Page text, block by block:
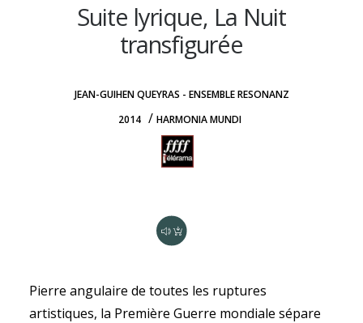
Suite lyrique, La Nuit
transfigurée
JEAN-GUIHEN QUEYRAS - ENSEMBLE RESONANZ
2014 / HARMONIA MUNDI
Pierre angulaire de toutes les ruptures
artistiques, la Première Guerre mondiale sépare